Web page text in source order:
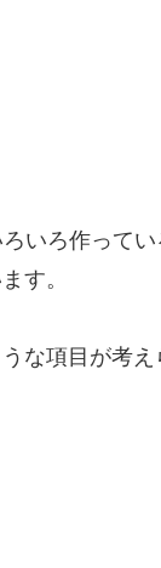
いろ作って
す。
な項目が考え